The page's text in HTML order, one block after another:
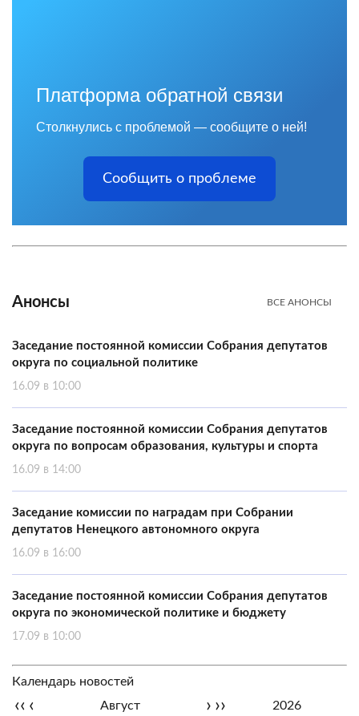
Платформа обратной связи
Столкнулись с проблемой — сообщите о ней!
Сообщить о проблеме
Анонсы ВСЕ АНОНСЫ
Заседание постоянной комиссии Собрания депутатов
округа по социальной политике
16.09 в 10:00
Заседание постоянной комиссии Собрания депутатов
округа по вопросам образования, культуры и спорта
16.09 в 14:00
Заседание комиссии по наградам при Собрании
депутатов Ненецкого автономного округа
16.09 в 16:00
Заседание постоянной комиссии Собрания депутатов
округа по экономической политике и бюджету
17.09 в 10:00
Календарь новостей
‹‹ ‹ Август › ›› 2026